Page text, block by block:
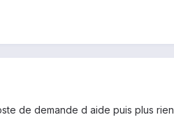
de demande d aide puis plus rien